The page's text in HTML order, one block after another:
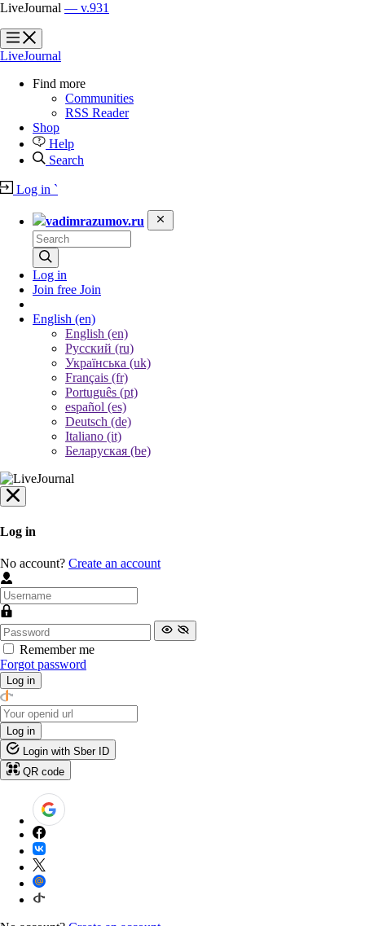
LiveJournal — v.931
?
?
LiveJournal
Find more
Communities
RSS Reader
Shop
Help
Search
Log in `
vadimrazumov.ru
Log in
Join free Join
English (en)
English (en)
Русский (ru)
Українська (uk)
Français (fr)
Português (pt)
español (es)
Deutsch (de)
Italiano (it)
Беларуская (be)
Log in
No account? Create an account
Remember me
Forgot password
Log in
Log in
Login with Sber ID
QR code